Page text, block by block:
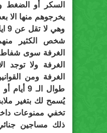
السكر أو الضغط
يخرجوهم منها الا
شخص الكثير
الغرفة سوى
الغرفة ولا
الغرفة ومن
يُسمح لك بتغير
تخفي ممنوعات
ذلك مساجين